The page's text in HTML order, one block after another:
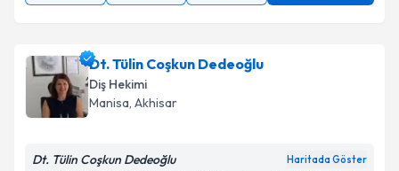
Dt. Tülin Coşkun Dedeoğlu
Diş Hekimi
Manisa, Akhisar
Dt. Tülin Coşkun Dedeoğlu Haritada Göster